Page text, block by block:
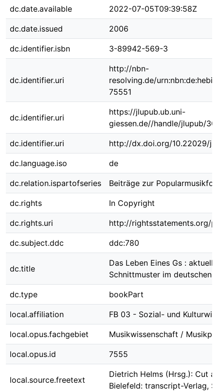
dc.date.available 2022-07-05T09:39:58Z
dc.date.issued 2006
dc.identifier.isbn 3-89942-569-3
dc.identifier.uri
http://nbn-
resolving.de/
75551
dc.identifier.uri
https://jlupub.ub.uni-
giessen.de//handle/jlupub/
dc.identifier.uri http://dx.doi.org/10.22029/
dc.language.iso de
dc.relation.ispartofseries Beiträge zur
dc.rights In Copyright
dc.rights.uri http://rightsstatements.org/
dc.subject.ddc ddc:780
dc.title
Das Leben Eines Gs : aktuelle
Schnittmuster im deutschen
dc.type bookPart
local.affiliation FB 03 - Sozial- und
local.opus.fachgebiet Musikwissenschaft /
local.opus.id 7555
local.source.freetext
Dietrich Helms (Hrsg.): Cut
Bielefeld: transcript-Verlag,